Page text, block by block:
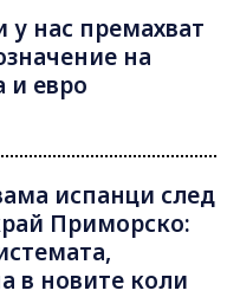
у нас премахват
на
и евро
испанци след
Приморско:
в новите коли